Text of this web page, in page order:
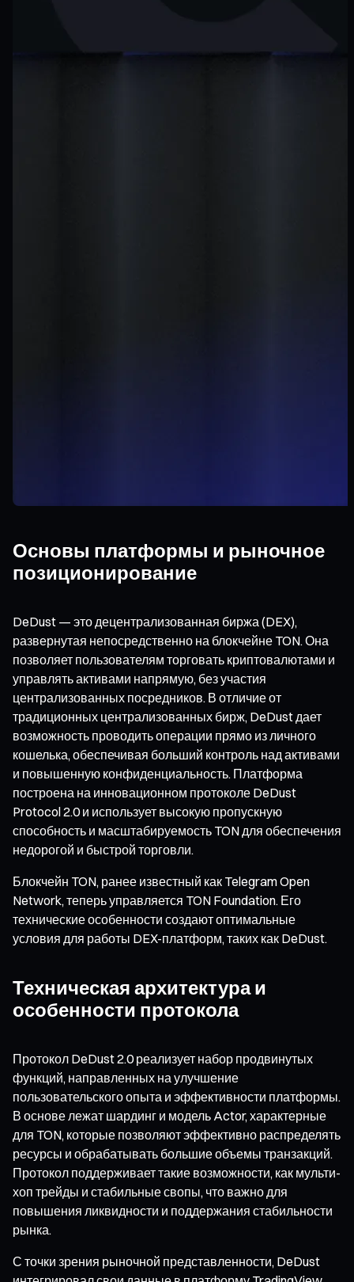
Основы платформы и рыночное
позиционирование
DeDust — это децентрализованная биржа (DEX),
развернутая непосредственно на блокчейне TON. Она
позволяет пользователям торговать криптовалютами и
управлять активами напрямую, без участия
централизованных посредников. В отличие от
традиционных централизованных бирж, DeDust дает
возможность проводить операции прямо из личного
кошелька, обеспечивая больший контроль над активами
и повышенную конфиденциальность. Платформа
построена на инновационном протоколе DeDust
Protocol 2.0 и использует высокую пропускную
способность и масштабируемость TON для обеспечения
недорогой и быстрой торговли.
Блокчейн TON, ранее известный как Telegram Open
Network, теперь управляется TON Foundation. Его
технические особенности создают оптимальные
условия для работы DEX-платформ, таких как DeDust.
Техническая архитектура и
особенности протокола
Протокол DeDust 2.0 реализует набор продвинутых
функций, направленных на улучшение
пользовательского опыта и эффективности платформы.
В основе лежат шардинг и модель Actor, характерные
для TON, которые позволяют эффективно распределять
ресурсы и обрабатывать большие объемы транзакций.
Протокол поддерживает такие возможности, как мульти-
хоп трейды и стабильные свопы, что важно для
повышения ликвидности и поддержания стабильности
рынка.
С точки зрения рыночной представленности, DeDust